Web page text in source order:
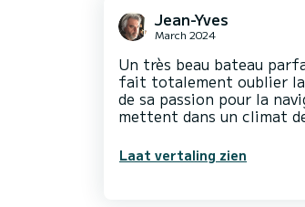
Jean-Yves
March 2024
Un très beau bateau
fait totalement oublier
de sa passion pour la
mettent dans un climat
Laat vertaling zien